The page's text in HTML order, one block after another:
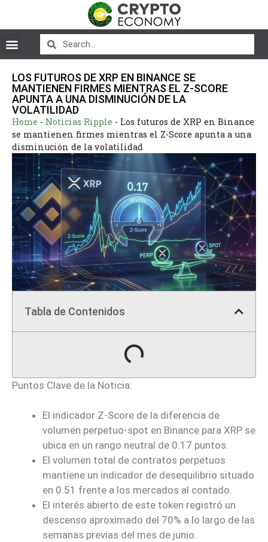
LOS FUTUROS DE XRP EN BINANCE SE
MANTIENEN FIRMES MIENTRAS EL Z-SCORE
APUNTA A UNA DISMINUCIÓN DE LA
VOLATILIDAD
Home - Noticias Ripple - Los futuros de XRP en Binance
se mantienen firmes mientras el Z-Score apunta a una
disminución de la volatilidad
Tabla de Contenidos
Puntos Clave de la Noticia:
El indicador Z-Score de la diferencia de
volumen perpetuo-spot en Binance para XRP se
ubica en un rango neutral de 0.17 puntos.
El volumen total de contratos perpetuos
mantiene un indicador de desequilibrio situado
en 0.51 frente a los mercados al contado.
El interés abierto de este token registró un
descenso aproximado del 70% a lo largo de las
semanas previas del mes de junio.